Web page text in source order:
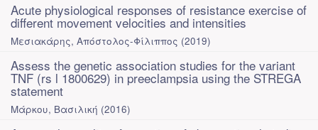
Acute physiological responses of resistance exercise of
different movement velocities and intensities
Μεσιακάρης, Απόστολος-Φίλιππος (2019)
Assess the genetic association studies for the variant
TNF (rs l 1800629) in preeclampsia using the STREGA
statement
Μάρκου, Βασιλική (2016)